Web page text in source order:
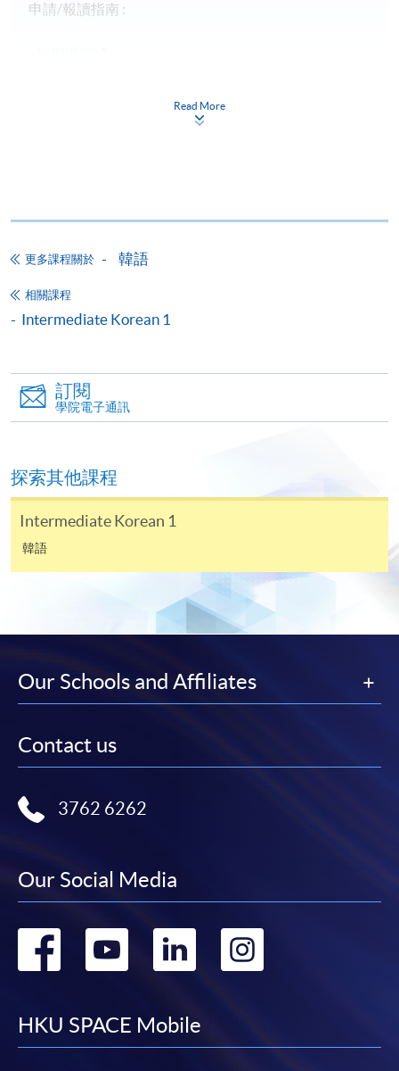
申請/報讀指南 :
交下期學費的學員，提供網上服務，如學員就讀的課
VISA 或 Mastercard、「微信支付」(Online WeChat
Pay) 、「支付寶」(Online Alipay) 或 「轉數快」(FPS)
報讀新課程
費以及所需證明文件呈交。
申請學歷頒授及專業課程可能需要其他資料，報名
表可向報名中心或有關課程負責人索取。填妥申請
往報名中心或以郵遞方式遞交。
報讀同一學歷頒授課程內其他單元
用於一般學歷頒授課程。
(「通知」)，請填妥有關「通知」，並親往報名中
心或以郵遞方式，遞交「通知」及繳交所需費用。
何疑問，請詳閱個別課程資料，或聯絡有關課程負責
Read More
更多課程關於 韓語
相關課程
Intermediate Korean 1
訂閱
學院電子通訊
探索其他課程
Intermediate Korean 1
韓語
Our Schools and Affiliates
Contact us
3762 6262
Our Social Media
Go
facebook
Go
youtube
Go
linkedin
HKU SPACE Mobile